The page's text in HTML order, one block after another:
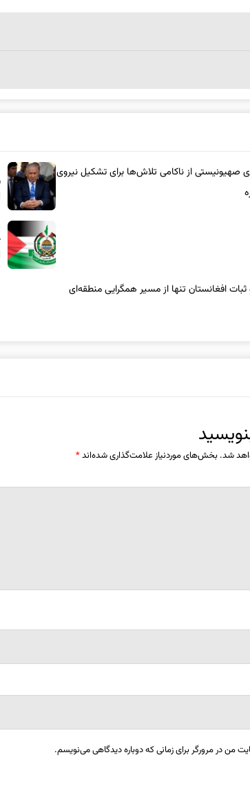
صهیونیستی از ناکامی تلاش‌ها برای تشکیل نیروی
افغانستان تنها از مسیر همگرایی منطقه‌ای
شد. بخش‌های موردنیاز علامت‌گذاری شده‌اند*
من در مرورگر برای زمانی که دوباره دیدگاهی می‌نویسم.